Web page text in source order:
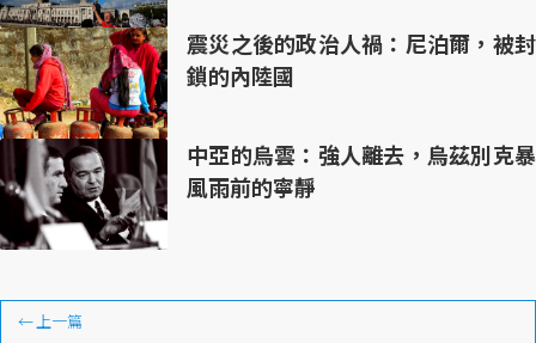
震災之後的政治人禍：尼泊爾，被封
鎖的內陸國
中亞的烏雲：強人離去，烏茲別克暴
風雨前的寧靜
←上一篇